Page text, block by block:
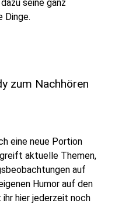
seine ganz
Dinge.
zum Nachhören
eine neue Portion
aktuelle Themen,
auf
Humor auf den
hier jederzeit noch